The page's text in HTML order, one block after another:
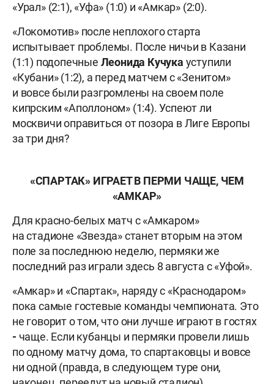
«Урал» (2:1), «Уфа» (1:0) и «Амкар» (2:0).
«Локомотив» после неплохого старта
испытывает проблемы. После ничьи в Казани
(1:1) подопечные Леонида Кучука уступили
«Кубани» (1:2), а перед матчем с «Зенитом»
и вовсе были разгромлены на своем поле
кипрским «Аполлоном» (1:4). Успеют ли
москвичи оправиться от позора в Лиге Европы
за три дня?
«СПАРТАК» ИГРАЕТ В ПЕРМИ ЧАЩЕ, ЧЕМ
«АМКАР»
Для красно-белых матч с «Амкаром»
на стадионе «Звезда» станет вторым на этом
поле за последнюю неделю, пермяки же
последний раз играли здесь 8 августа с «Уфой».
«Амкар» и «Спартак», наряду с «Краснодаром»
пока самые гостевые команды чемпионата. Это
не говорит о том, что они лучше играют в гостях
- чаще. Если кубанцы и пермяки провели лишь
по одному матчу дома, то спартаковцы и вовсе
ни одной (правда, в следующем туре они,